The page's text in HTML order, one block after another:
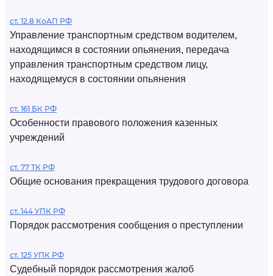
ст. 12.8 КоАП РФ
Управление транспортным средством водителем,
находящимся в состоянии опьянения, передача
управления транспортным средством лицу,
находящемуся в состоянии опьянения
ст. 161 БК РФ
Особенности правового положения казенных
учреждений
ст. 77 ТК РФ
Общие основания прекращения трудового договора
ст. 144 УПК РФ
Порядок рассмотрения сообщения о преступлении
ст. 125 УПК РФ
Судебный порядок рассмотрения жалоб